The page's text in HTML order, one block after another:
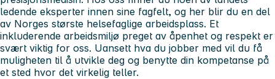
ledende eksperter innen sine fagfelt, og her blir du en del
av Norges største helsefaglige arbeidsplass. Et
inkluderende arbeidsmiljø preget av åpenhet og respekt er
svært viktig for oss. Uansett hva du jobber med vil du få
muligheten til å utvikle deg og benytte din kompetanse på
et sted hvor det virkelig teller.